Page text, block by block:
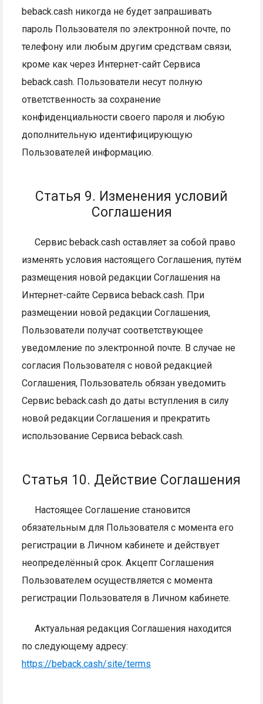
beback.cash никогда не будет запрашивать
пароль Пользователя по электронной почте, по
телефону или любым другим средствам связи,
кроме как через Интернет-сайт Сервиса
beback.cash. Пользователи несут полную
ответственность за сохранение
конфиденциальности своего пароля и любую
дополнительную идентифицирующую
Пользователей информацию.
Статья 9. Изменения условий
Соглашения
Сервис beback.cash оставляет за собой право
изменять условия настоящего Соглашения, путём
размещения новой редакции Соглашения на
Интернет-сайте Сервиса beback.cash. При
размещении новой редакции Соглашения,
Пользователи получат соответствующее
уведомление по электронной почте. В случае не
согласия Пользователя с новой редакцией
Соглашения, Пользователь обязан уведомить
Сервис beback.cash до даты вступления в силу
новой редакции Соглашения и прекратить
использование Сервиса beback.cash.
Статья 10. Действие Соглашения
Настоящее Соглашение становится
обязательным для Пользователя с момента его
регистрации в Личном кабинете и действует
неопределённый срок. Акцепт Соглашения
Пользователем осуществляется с момента
регистрации Пользователя в Личном кабинете.
Актуальная редакция Соглашения находится
по следующему адресу:
https://beback.cash/site/terms